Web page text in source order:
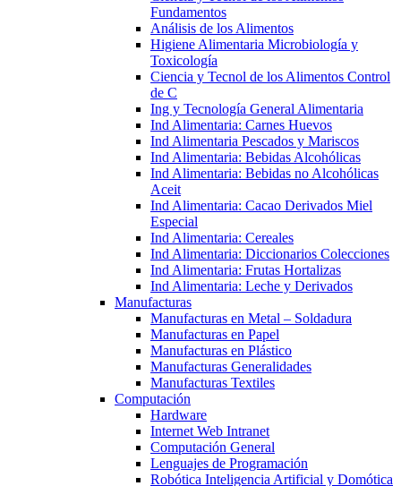
Fundamentos
Análisis de los Alimentos
Higiene Alimentaria Microbiología y
Toxicología
Ciencia y Tecnol de los Alimentos Control
de C
Ing y Tecnología General Alimentaria
Ind Alimentaria: Carnes Huevos
Ind Alimentaria Pescados y Mariscos
Ind Alimentaria: Bebidas Alcohólicas
Ind Alimentaria: Bebidas no Alcohólicas
Aceit
Ind Alimentaria: Cacao Derivados Miel
Especial
Ind Alimentaria: Cereales
Ind Alimentaria: Diccionarios Colecciones
Ind Alimentaria: Frutas Hortalizas
Ind Alimentaria: Leche y Derivados
Manufacturas
Manufacturas en Metal – Soldadura
Manufacturas en Papel
Manufacturas en Plástico
Manufacturas Generalidades
Manufacturas Textiles
Computación
Hardware
Internet Web Intranet
Computación General
Lenguajes de Programación
Robótica Inteligencia Artificial y Domótica